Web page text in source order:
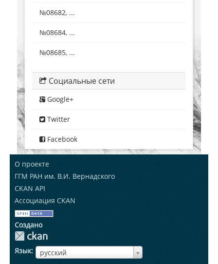
№08682, ...
№08684, ...
№08685, ...
Социальные сети
Google+
Twitter
Facebook
О проекте
ГГМ РАН им. В.И. Вернадского
CKAN API
Ассоциация CKAN
Создано
Язык русский
ЯзыкЯзык